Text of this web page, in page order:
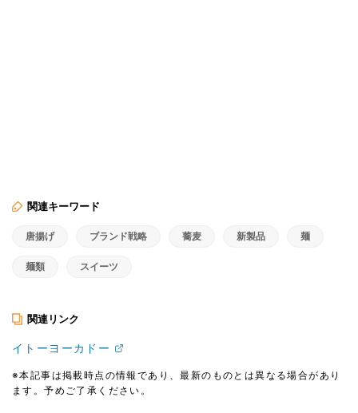
関連キーワード
唐揚げ ブランド戦略 蕎麦 新製品 麺
麺類 スイーツ
関連リンク
イトーヨーカドー
※本記事は掲載時点の情報であり、最新のものとは異なる場合があり
ます。予めご了承ください。